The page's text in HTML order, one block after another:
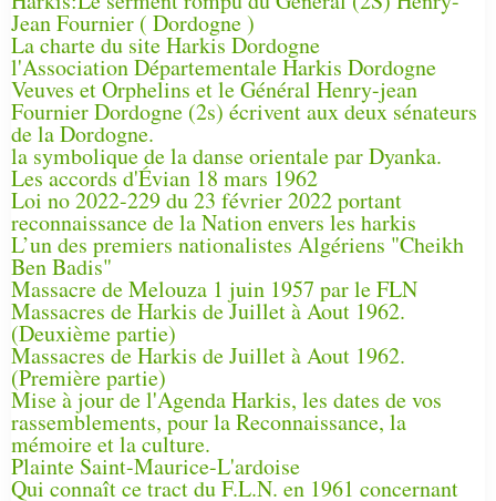
Jean Fournier ( Dordogne )
La charte du site Harkis Dordogne
l'Association Départementale Harkis Dordogne
Veuves et Orphelins et le Général Henry-jean
Fournier Dordogne (2s) écrivent aux deux sénateurs
de la Dordogne.
la symbolique de la danse orientale par Dyanka.
Les accords d'Évian 18 mars 1962
Loi no 2022-229 du 23 février 2022 portant
reconnaissance de la Nation envers les harkis
L’un des premiers nationalistes Algériens "Cheikh
Ben Badis"
Massacre de Melouza 1 juin 1957 par le FLN
Massacres de Harkis de Juillet à Aout 1962.
(Deuxième partie)
Massacres de Harkis de Juillet à Aout 1962.
(Première partie)
Mise à jour de l'Agenda Harkis, les dates de vos
rassemblements, pour la Reconnaissance, la
mémoire et la culture.
Plainte Saint-Maurice-L'ardoise
Qui connaît ce tract du F.L.N. en 1961 concernant